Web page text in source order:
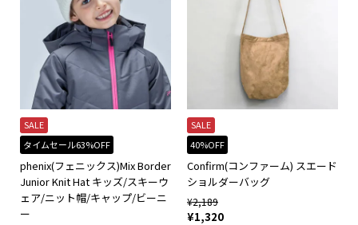
SALE
タイムセール63%OFF
phenix(フェニックス)Mix Border
Junior Knit Hat キッズ/スキーウ
ェア/ニット帽/キャップ/ビーニ
ー
SALE
40%OFF
Confirm(コンファーム) スエード
ショルダーバッグ
¥2,189
¥1,320